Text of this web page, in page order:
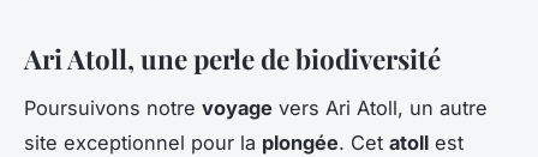
Ari Atoll, une perle de biodiversité
Poursuivons notre voyage vers Ari Atoll, un autre
site exceptionnel pour la plongée. Cet atoll est